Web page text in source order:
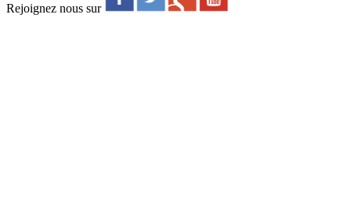
Rejoignez nous sur